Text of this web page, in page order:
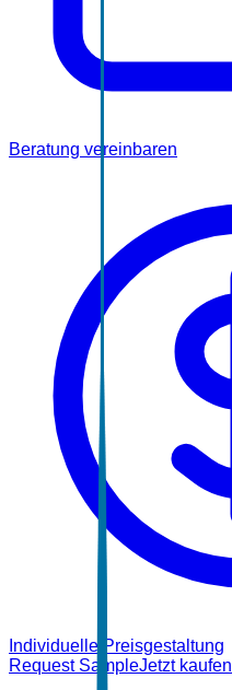
Beratung vereinbaren
Individuelle Preisgestaltung
Request SampleJetzt kaufen